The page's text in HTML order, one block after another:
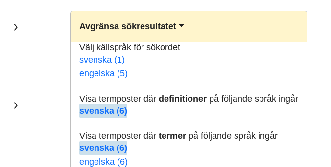
Avgränsa sökresultatet
Välj källspråk för sökordet
svenska (1)
engelska (5)
Visa termposter därdefinitioner på följande språk ingår
svenska (6)
Visa termposter därtermer på följande språk ingår
svenska (6)
engelska (6)